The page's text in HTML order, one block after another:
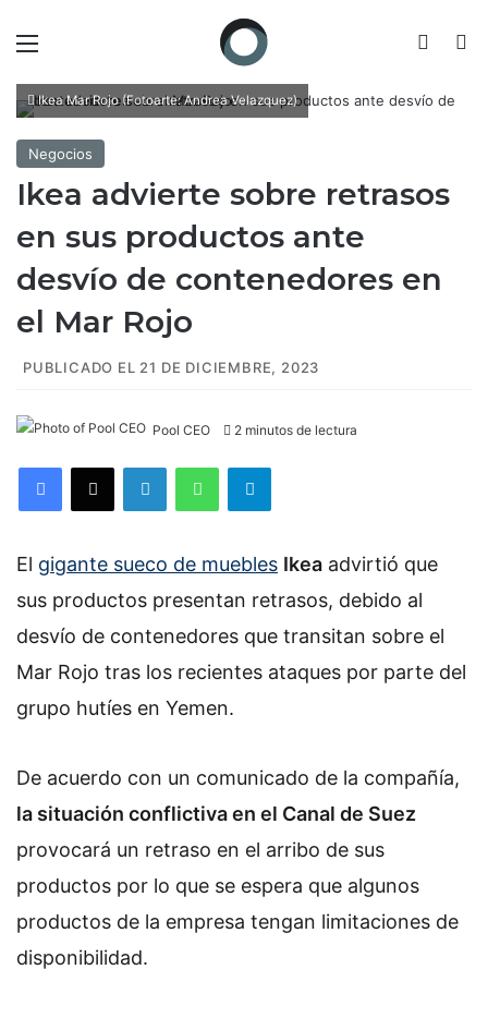
Ikea Mar Rojo (Fotoarte: Andrea Velazquez)
Negocios
Ikea advierte sobre retrasos
en sus productos ante
desvío de contenedores en
el Mar Rojo
PUBLICADO EL 21 DE DICIEMBRE, 2023
Pool CEO 2 minutos de lectura
El gigante sueco de muebles Ikea advirtió que
sus productos presentan retrasos, debido al
desvío de contenedores que transitan sobre el
Mar Rojo tras los recientes ataques por parte del
grupo hutíes en Yemen.
De acuerdo con un comunicado de la compañía,
la situación conflictiva en el Canal de Suez
provocará un retraso en el arribo de sus
productos por lo que se espera que algunos
productos de la empresa tengan limitaciones de
disponibilidad.